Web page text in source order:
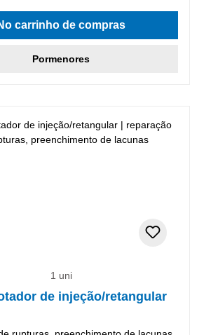
carrinho de compras
Pormenores
1 uni
de injeção/retangular